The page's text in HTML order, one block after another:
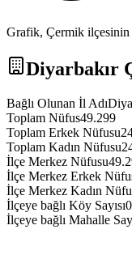
Grafik, Çermik ilçesinin
Diyarbakır
Bağlı Olunan İl Adı
Toplam Nüfus49.299
Toplam Erkek Nüfusu
Toplam Kadın Nüfusu
İlçe Merkez Nüfusu
İlçe Merkez Erkek
İlçe Merkez Kadın
İlçeye bağlı Köy Sayısı0
İlçeye bağlı Mahalle